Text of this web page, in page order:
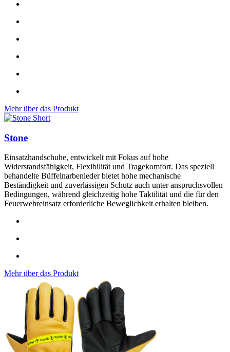
Mehr über das Produkt
Stone
Einsatzhandschuhe, entwickelt mit Fokus auf hohe
Widerstandsfähigkeit, Flexibilität und Tragekomfort. Das speziell
behandelte Büffelnarbenleder bietet hohe mechanische
Beständigkeit und zuverlässigen Schutz auch unter anspruchsvollen
Bedingungen, während gleichzeitig hohe Taktilität und die für den
Feuerwehreinsatz erforderliche Beweglichkeit erhalten bleiben.
Mehr über das Produkt